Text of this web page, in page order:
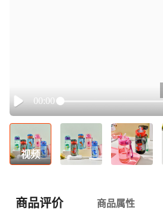
Play
00:00
视频
商品评价 商品属性